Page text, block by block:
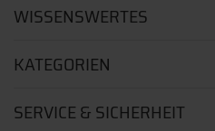
WISSENSWERTES
KATEGORIEN
SERVICE & SICHERHEIT